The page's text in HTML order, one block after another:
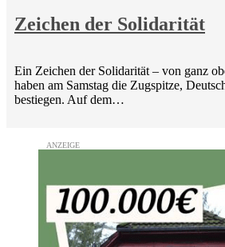
Zeichen der Solidarität
Ein Zeichen der Solidarität – von ganz
haben am Samstag die Zugspitze,
bestiegen. Auf dem…